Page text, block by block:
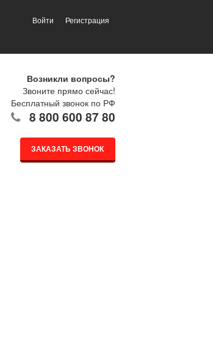
Войти Регистрация
Возникли вопросы?
Звоните прямо сейчас!
Бесплатный звонок по РФ
8 800 600 87 80
ЗАКАЗАТЬ ЗВОНОК